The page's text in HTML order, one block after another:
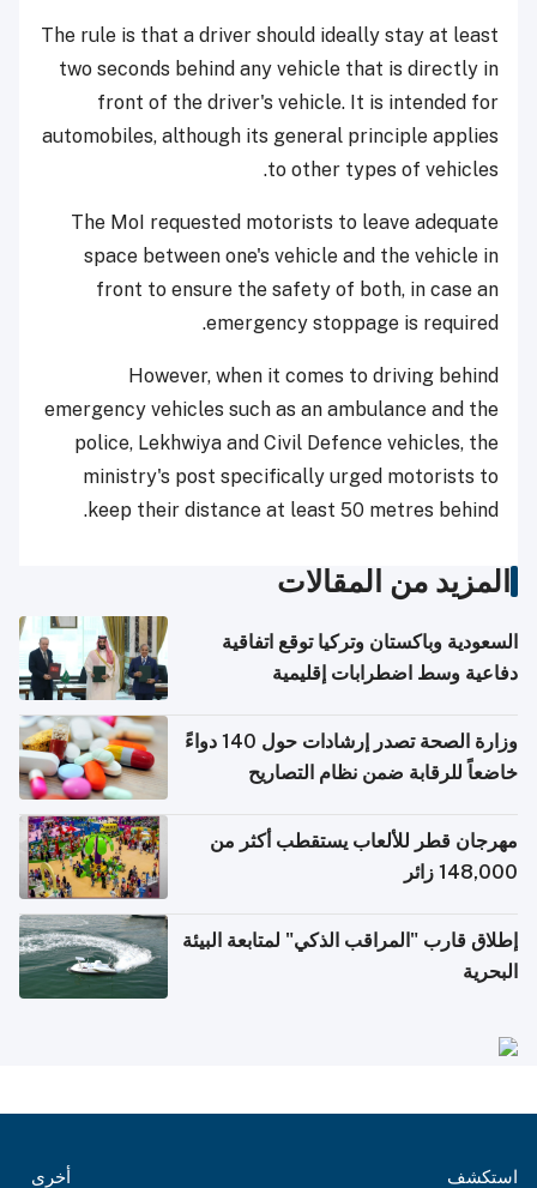
The rule is that a driver should ideally stay at least
two seconds behind any vehicle that is directly in
front of the driver's vehicle. It is intended for
automobiles, although its general principle applies
to other types of vehicles.
The MoI requested motorists to leave adequate
space between one's vehicle and the vehicle in
front to ensure the safety of both, in case an
emergency stoppage is required.
However, when it comes to driving behind
emergency vehicles such as an ambulance and the
police, Lekhwiya and Civil Defence vehicles, the
ministry's post specifically urged motorists to
keep their distance at least 50 metres behind.
المزيد من المقالات
السعودية وباكستان وتركيا توقع اتفاقية
دفاعية وسط اضطرابات إقليمية
وزارة الصحة تصدر إرشادات حول 140 دواءً
خاضعاً للرقابة ضمن نظام التصاريح
مهرجان قطر للألعاب يستقطب أكثر من
148,000 زائر
إطلاق قارب "المراقب الذكي" لمتابعة البيئة
البحرية
استكشف أخرى